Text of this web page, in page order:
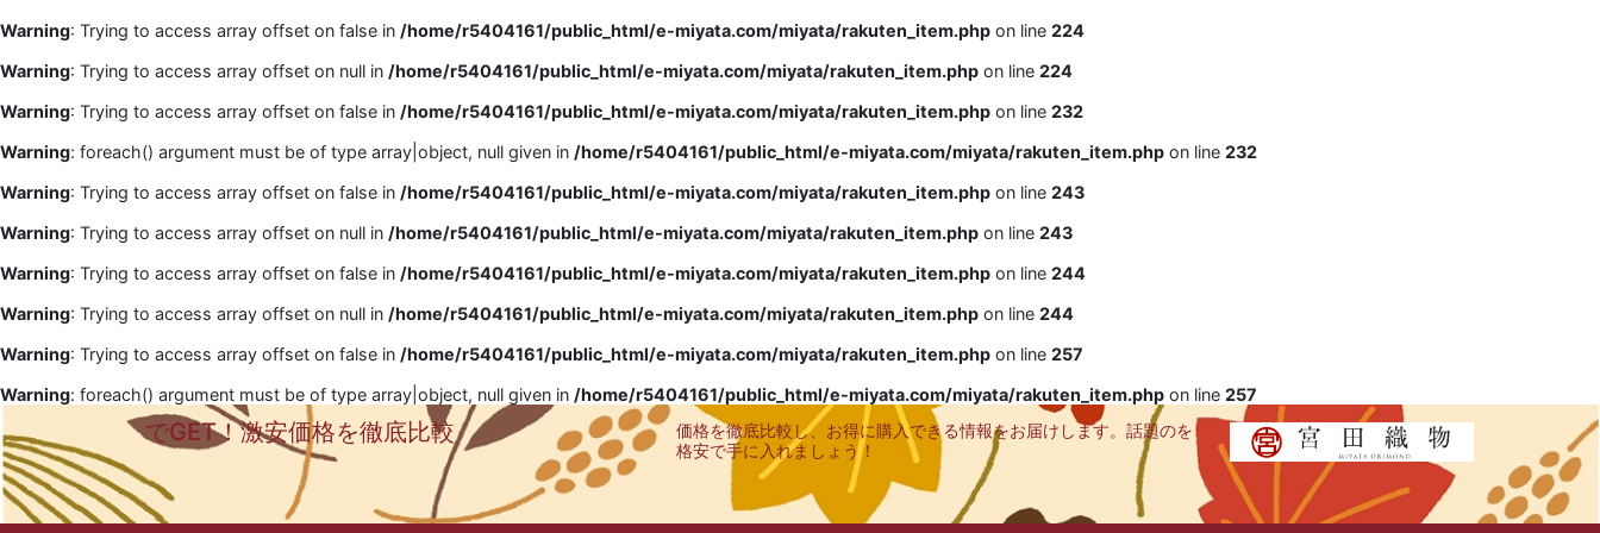
Warning: Trying to access array offset on false in /home/r5404161/public_html/e-miyata.com/miyata/rakuten_item.php on line 224
Warning: Trying to access array offset on null in /home/r5404161/public_html/e-miyata.com/miyata/rakuten_item.php on line 224
Warning: Trying to access array offset on false in /home/r5404161/public_html/e-miyata.com/miyata/rakuten_item.php on line 232
Warning: foreach() argument must be of type array|object, null given in /home/r5404161/public_html/e-miyata.com/miyata/rakuten_item.php on line 232
Warning: Trying to access array offset on false in /home/r5404161/public_html/e-miyata.com/miyata/rakuten_item.php on line 243
Warning: Trying to access array offset on null in /home/r5404161/public_html/e-miyata.com/miyata/rakuten_item.php on line 243
Warning: Trying to access array offset on false in /home/r5404161/public_html/e-miyata.com/miyata/rakuten_item.php on line 244
Warning: Trying to access array offset on null in /home/r5404161/public_html/e-miyata.com/miyata/rakuten_item.php on line 244
Warning: Trying to access array offset on false in /home/r5404161/public_html/e-miyata.com/miyata/rakuten_item.php on line 257
Warning: foreach() argument must be of type array|object, null given in /home/r5404161/public_html/e-miyata.com/miyata/rakuten_item.php on line 257
でGET！激安価格を徹底比較
価格を徹底比較し、お得に購入できる情報をお届けします。話題のを
格安で手に入れましょう！